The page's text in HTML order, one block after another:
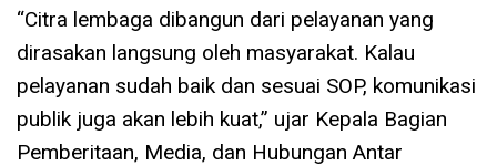
“Citra lembaga dibangun dari pelayanan yang
dirasakan langsung oleh masyarakat. Kalau
pelayanan sudah baik dan sesuai SOP, komunikasi
publik juga akan lebih kuat,” ujar Kepala Bagian
Pemberitaan, Media, dan Hubungan Antar